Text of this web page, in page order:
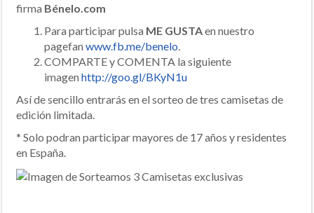
firma Bénelo.com
Para participar pulsa ME GUSTAen nuestro
pagefan www.fb.me/benelo
COMPARTE y COMENTA la siguiente
imagen http://goo.gl/BKyN1u
Así de sencillo entrarás en el sorteo de tres camisetas de
edición limitada.
* Solo podran participar mayores de 17 años y residentes
en España.